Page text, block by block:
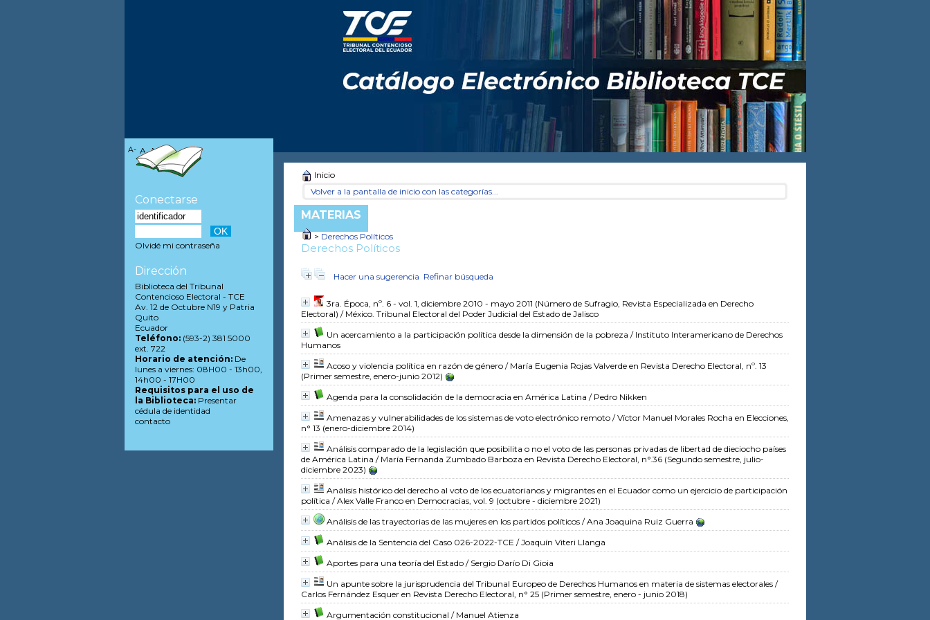
Inicio
Volver a la pantalla de inicio con las categorías...
MATERIAS
> Derechos Políticos
Derechos Políticos
Hacer una sugerencia Refinar búsqueda
3ra. Época, nº. 6 - vol. 1, diciembre 2010 - mayo 2011 (Número de Sufragio, Revista Especializada en Derecho
Electoral) / México. Tribunal Electoral del Poder Judicial del Estado de Jalisco
Un acercamiento a la participación política desde la dimensión de la pobreza / Instituto Interamericano de Derechos
Humanos
Acoso y violencia política en razón de género/ María Eugenia Rojas Valverde en Revista Derecho Electoral, nº. 13
(Primer semestre, enero-junio 2012)
Agenda para la consolidación de la democracia en América Latina / Pedro Nikken
Amenazas y vulnerabilidades de los sistemas de voto electrónico remoto/ Víctor Manuel Morales Rocha en Elecciones,
n° 13 (enero-diciembre 2014)
Análisis comparado de la legislación que posibilita o no el voto de las personas privadas de libertad de dieciocho países
de América Latina / María Fernanda Zumbado Barboza en Revista Derecho Electoral, n°.36 (Segundo semestre, julio-
diciembre 2023)
Análisis histórico del derecho al voto de los ecuatorianos y migrantes en el Ecuador como un ejercicio de participación
política / Alex Valle Franco en Democracias, vol. 9 (octubre - diciembre 2021)
Análisis de las trayectorias de las mujeres en los partidos políticos/ Ana Joaquina Ruiz Guerra
Análisis de la Sentencia del Caso 026-2022-TCE / Joaquín Viteri Llanga
Aportes para una teoría del Estado/ Sergio Darío Di Gioia
Un apunte sobre la jurisprudencia del Tribunal Europeo de Derechos Humanos en materia de sistemas electorales/
Carlos Fernández Esquer en Revista Derecho Electoral, n° 25 (Primer semestre, enero - junio 2018)
Argumentación constitucional / Manuel Atienza
A- A A+
Conectarse
Olvidé mi contraseña
Dirección
Biblioteca del Tribunal
Contencioso Electoral - TCE
Av. 12 de Octubre N19 y Patria
Quito
Ecuador
Teléfono:(593-2) 381 5000
ext. 722
Horario de atención:De
lunes a viernes: 08H00 - 13h00,
14h00 - 17H00
Requisitos para el uso de
la Biblioteca:Presentar
cédula de identidad
contacto